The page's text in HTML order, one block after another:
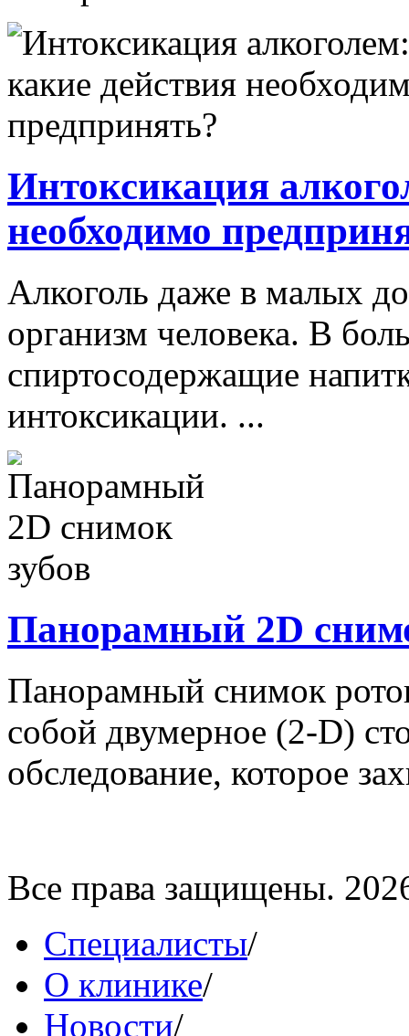
Интоксикация
необходимо
Алкоголь даже в малых
организм человека. В
спиртосодержащие
интоксикации. ...
Панорамный 2D
Панорамный снимок
собой двумерное (2-D)
обследование, которое
Все права защищены.
Специалисты/
О клинике/
Новости/